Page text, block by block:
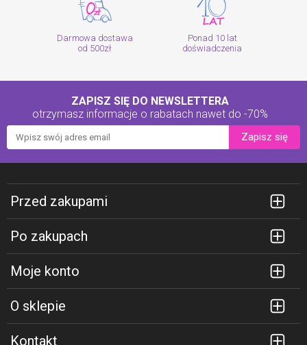
Darmowa dostawa
od 500zł
Ponad 10 lat
doświadczenia
ZAPISZ SIĘ DO NEWSLETTERA
otrzymasz informacje o rabatach nawet do -70%
Zapisz się
Przed zakupami
Po zakupach
Moje konto
O sklepie
Kontakt